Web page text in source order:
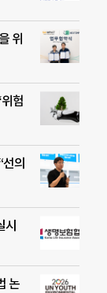
위
험
의
시
논